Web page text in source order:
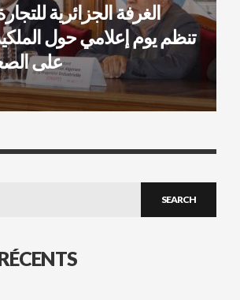
الغرفة الجزائرية
تنظم يوم إعلامي حول
على